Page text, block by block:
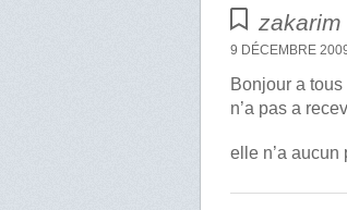
zakarim
9 DÉCEMBRE
Bonjour a
n’a pas a
elle n’a aucun